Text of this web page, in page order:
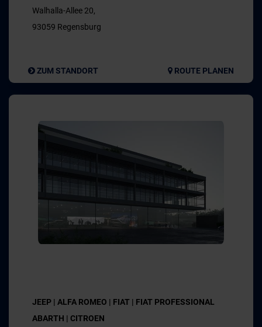
Walhalla-Allee 20,
93059 Regensburg
ZUM STANDORT ROUTE PLANEN
JEEP | ALFA ROMEO | FIAT | FIAT PROFESSIONAL
ABARTH | CITROEN